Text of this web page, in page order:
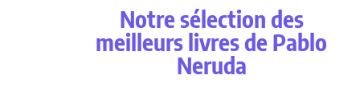
Notre sélection des
meilleurs livres de Pablo
Neruda